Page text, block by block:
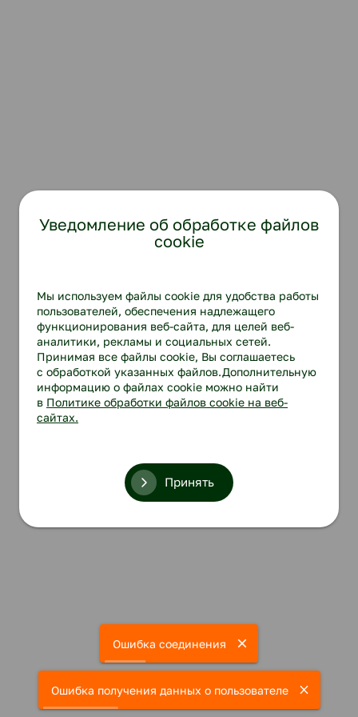
Ошибка соединения
Ошибка получения данных о пользователе
Уведомление об обработке файлов
cookie
Мы используем файлы cookie для удобства работы
пользователей, обеспечения надлежащего
функционирования веб-сайта, для целей веб-
аналитики, рекламы и социальных сетей.
Принимая все файлы cookie, Вы соглашаетесь
с обработкой указанных файлов.Дополнительную
информацию о файлах cookie можно найти
в Политике обработки файлов cookie на веб-
сайтах.
Принять